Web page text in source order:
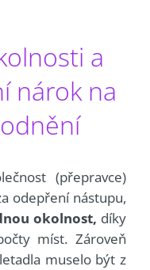
a
nárok na
(přepravce)
odepření nástupu,
okolnost, díky
míst. Zároveň
muselo být z